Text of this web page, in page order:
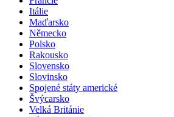
Itálie
Maďarsko
Německo
Polsko
Rakousko
Slovensko
Slovinsko
Spojené státy americké
Švýcarsko
Velká Británie